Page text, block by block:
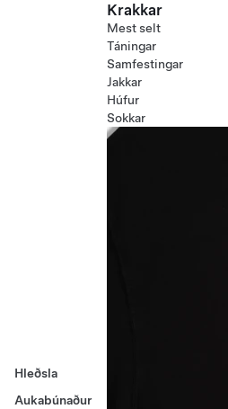
Hleðsla
Aukabúnaður
Krakkar
Mest selt
Táningar
Samfestingar
Jakkar
Húfur
Sokkar